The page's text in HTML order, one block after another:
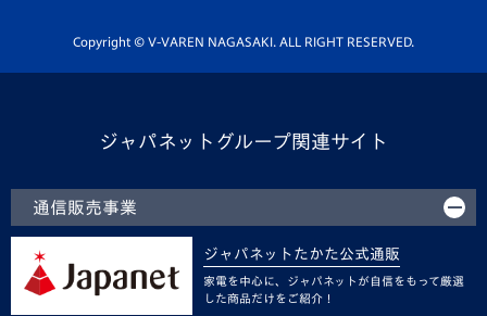
ホームタウン活動
Copyright © V-VAREN NAGASAKI. ALL RIGHT RESERVED.
ジャパネットグループ関連サイト
通信販売事業
ジャパネットたかた公式通販
家電を中心に、ジャパネットが自信をもって厳選
した商品だけをご紹介！